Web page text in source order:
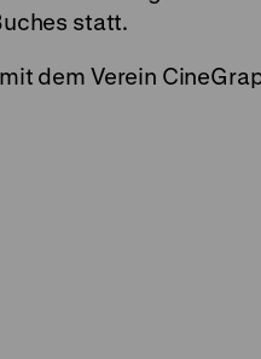
statt.
dem Verein